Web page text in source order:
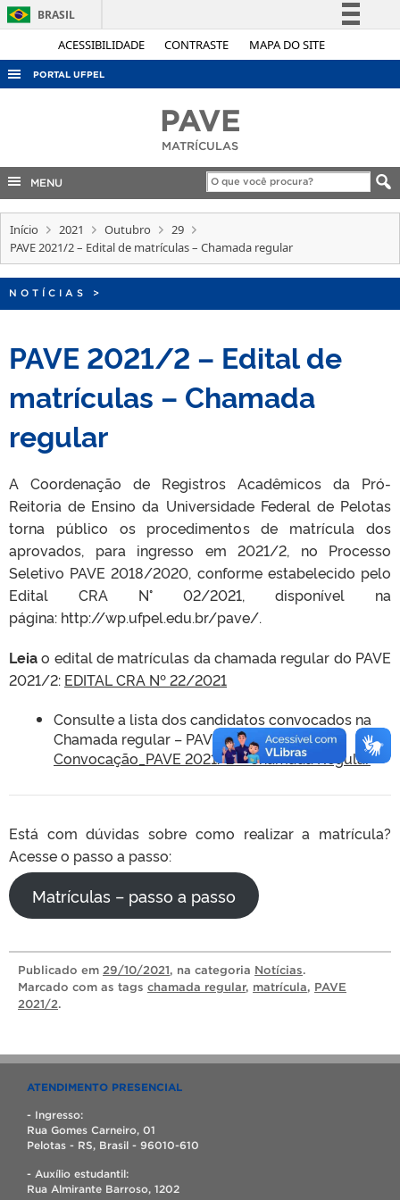
ACESSIBILIDADE CONTRASTE MAPA DO SITE
BRASIL
Simplifique!
Acesso à informação
Canais
PORTAL UFPEL
COBALTO
EDITAIS
OUVIDORIA
TELEFONES
PAVE
MATRÍCULAS
MENU
Início 2021 Outubro
29
PAVE 2021/2 – Edital de matrículas – Chamada regular
NOTÍCIAS >
PAVE 2021/2 – Edital de
matrículas – Chamada
regular
A Coordenação de Registros Acadêmicos da Pró-
Reitoria de Ensino da Universidade Federal de Pelotas
torna público os procedimentos de matrícula dos
aprovados, para ingresso em 2021/2, no Processo
Seletivo PAVE 2018/2020, conforme estabelecido pelo
Edital CRA N° 02/2021, disponível na
página: http://wp.ufpel.edu.br/pave/.
Leiao edital de matrículas da chamada regular do PAVE
2021/2: EDITAL CRA Nº 22/2021
Consulte a lista dos candidatos convocados na
Chamada regular – PAVE 2021/2:
Convocação_PAVE 2021/2 – Chamada Regular
Está com dúvidas sobre como realizar a matrícula?
Acesse o passo a passo:
Matrículas – passo a passo
Publicado em 29/10/2021, na categoria Notícias.
Marcado com as tags chamada regular, matrícula, PAVE
2021/2.
ATENDIMENTO PRESENCIAL
- Ingresso:
Rua Gomes Carneiro, 01
Pelotas - RS, Brasil - 96010-610
- Auxílio estudantil:
Rua Almirante Barroso, 1202